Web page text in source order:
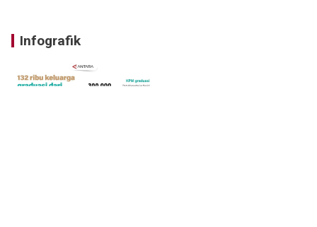
Infografik